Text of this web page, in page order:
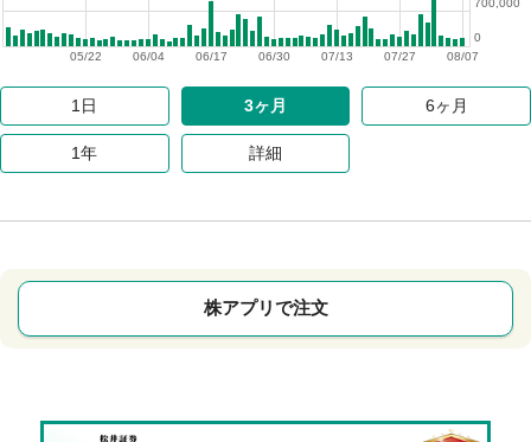
08/07
07/27
07/13
06/30
06/17
06/04
05/22
0
1日 3ヶ月 6ヶ月
1年 詳細
株アプリで注文